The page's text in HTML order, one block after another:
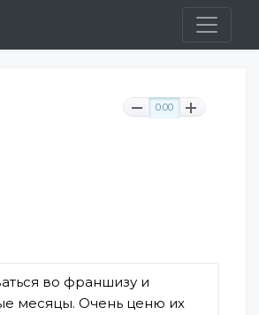
0.00
во франшизу и
месяцы. Очень ценю их